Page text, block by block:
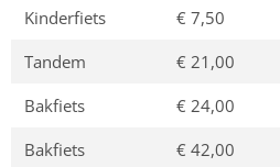
Kinderfiets
€ 7,50
Tandem
€ 21,00
Bakfiets
€ 24,00
Bakfiets
€ 42,00